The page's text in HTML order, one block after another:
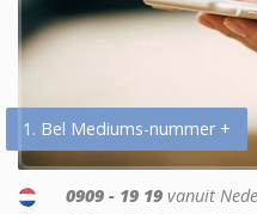
1. Bel Mediums-nummer +
0909 - 19 19 vanuit